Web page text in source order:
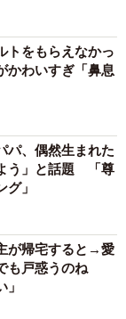
トをもらえなかっ
かわいすぎ「鼻息
パ、偶然生まれた
う」と話題 「尊
」
が帰宅すると→愛
も戸惑うのね